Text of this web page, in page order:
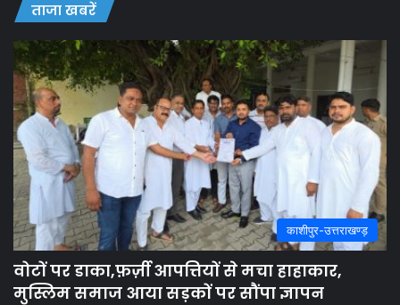
ताजा खबरें
काशीपुर-उत्तराखण्ड़
वोटों पर डाका,फ़र्ज़ी आपत्तियों से मचा हाहाकार,
मुस्लिम समाज आया सड़कों पर सौंपा ज्ञापन